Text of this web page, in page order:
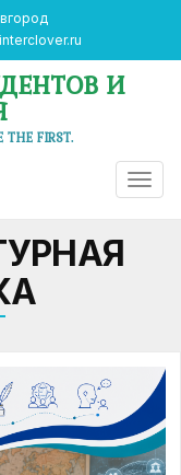
И
THE FIRST.